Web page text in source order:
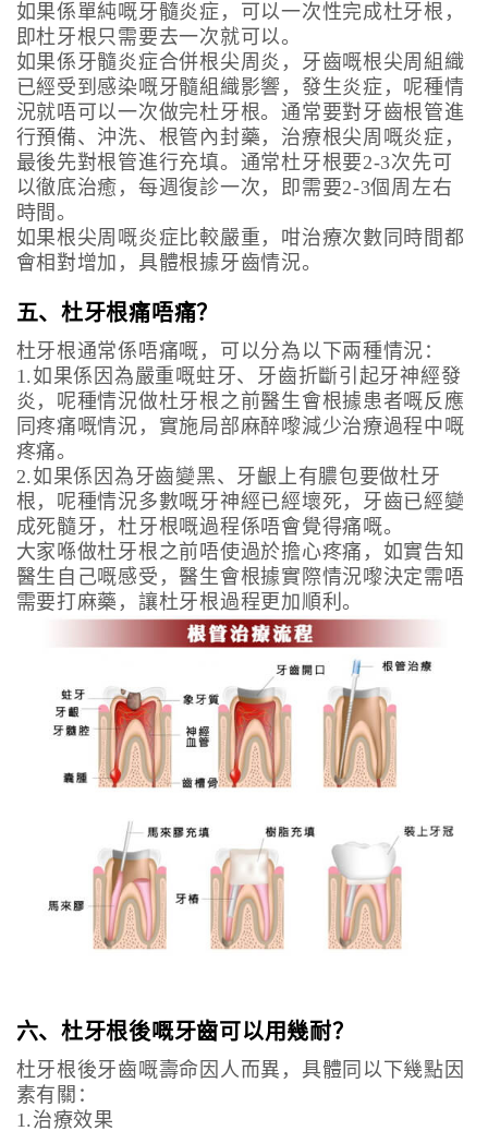
如果係單純嘅牙髓炎症，可以一次性完成杜牙根，
即杜牙根只需要去一次就可以。
如果係牙髓炎症合併根尖周炎，牙齒嘅根尖周組織
已經受到感染嘅牙髓組織影響，發生炎症，呢種情
況就唔可以一次做完杜牙根。通常要對牙齒根管進
行預備、沖洗、根管內封藥，治療根尖周嘅炎症，
最後先對根管進行充填。通常杜牙根要2-3次先可
以徹底治癒，每週復診一次，即需要2-3個周左右
時間。
如果根尖周嘅炎症比較嚴重，咁治療次數同時間都
會相對增加，具體根據牙齒情況。
五、杜牙根痛唔痛？
杜牙根通常係唔痛嘅，可以分為以下兩種情況：
1.如果係因為嚴重嘅蛀牙、牙齒折斷引起牙神經發
炎，呢種情況做杜牙根之前醫生會根據患者嘅反應
同疼痛嘅情況，實施局部麻醉嚟減少治療過程中嘅
疼痛。
2.如果係因為牙齒變黑、牙齦上有膿包要做杜牙
根，呢種情況多數嘅牙神經已經壞死，牙齒已經變
成死髓牙，杜牙根嘅過程係唔會覺得痛嘅。
大家喺做杜牙根之前唔使過於擔心疼痛，如實告知
醫生自己嘅感受，醫生會根據實際情況嚟決定需唔
需要打麻藥，讓杜牙根過程更加順利。
六、杜牙根後嘅牙齒可以用幾耐？
杜牙根後牙齒嘅壽命因人而異，具體同以下幾點因
素有關：
1.治療效果